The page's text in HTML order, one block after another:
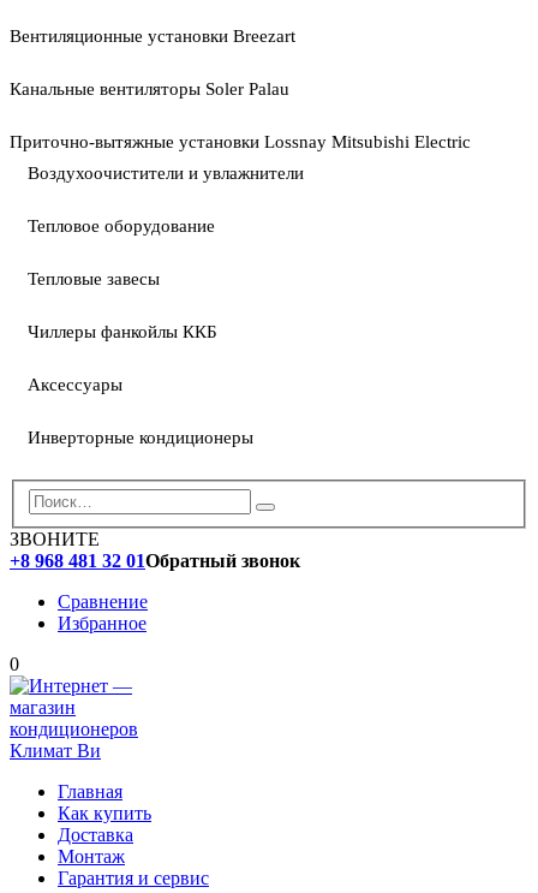
Вентиляционные установки Breezart
Канальные вентиляторы Soler Palau
Приточно-вытяжные установки Lossnay Mitsubishi Electric
Воздухоочистители и увлажнители
Тепловое оборудование
Тепловые завесы
Чиллеры фанкойлы ККБ
Аксессуары
Инверторные кондиционеры
ЗВОНИТЕ
+8 968 481 32 01Обратный звонок
Сравнение
Избранное
0
Главная
Как купить
Доставка
Монтаж
Гарантия и сервис